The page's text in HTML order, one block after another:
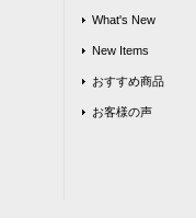
What's New
New Items
おすすめ商品
お客様の声